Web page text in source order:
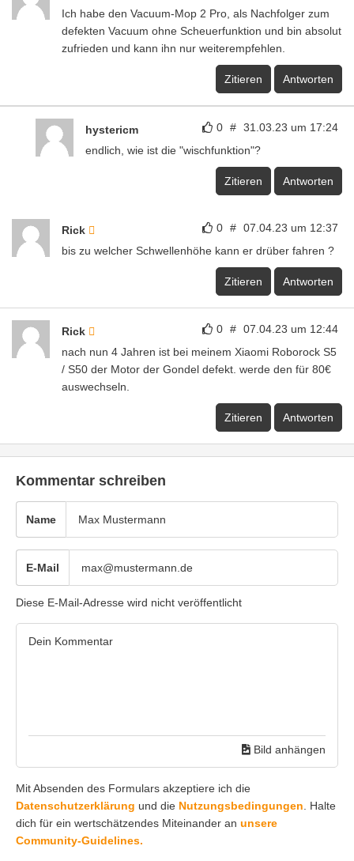
Ich habe den Vacuum-Mop 2 Pro, als Nachfolger zum
defekten Vacuum ohne Scheuerfunktion und bin absolut
zufrieden und kann ihn nur weiterempfehlen.
Zitieren Antworten
0 # 31.03.23 um 17:24
hystericm
endlich, wie ist die "wischfunktion"?
Zitieren Antworten
0 # 07.04.23 um 12:37
Rick
bis zu welcher Schwellenhöhe kann er drüber fahren ?
Zitieren Antworten
0 # 07.04.23 um 12:44
Rick
nach nun 4 Jahren ist bei meinem Xiaomi Roborock S5
/ S50 der Motor der Gondel defekt. werde den für 80€
auswechseln.
Zitieren Antworten
Kommentar schreiben
Name
E-Mail
Diese E-Mail-Adresse wird nicht veröffentlicht
Bild anhängen
Mit Absenden des Formulars akzeptiere ich die
Datenschutzerklärung und die Nutzungsbedingungen . Halte
dich für ein wertschätzendes Miteinander an unsere
Community-Guidelines.